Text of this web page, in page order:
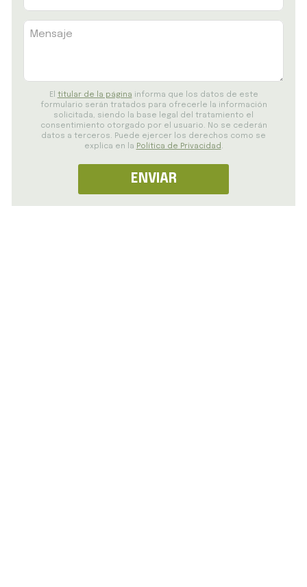
El titular de la página informa que los datos de este
formulario serán tratados para ofrecerle la información
solicitada, siendo la base legal del tratamiento el
consentimiento otorgado por el usuario. No se cederán
datos a terceros. Puede ejercer los derechos como se
explica en la Política de Privacidad .